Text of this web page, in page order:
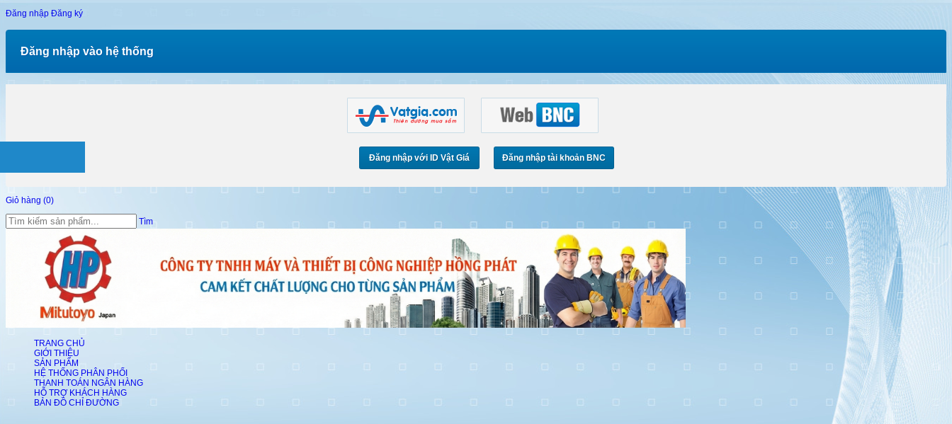
Đăng nhập Đăng ký
Đăng nhập vào hệ thống
Đăng nhập với ID Vật Giá Đăng nhập tài khoản BNC
Giỏ hàng (0)
Tìm
TRANG CHỦ
GIỚI THIỆU
SẢN PHẨM
HỆ THỐNG PHÂN PHỐI
THANH TOÁN NGÂN HÀNG
HỖ TRỢ KHÁCH HÀNG
BẢN ĐỒ CHỈ ĐƯỜNG